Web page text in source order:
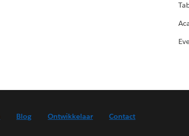
Blog Ontwikkelaar Contact